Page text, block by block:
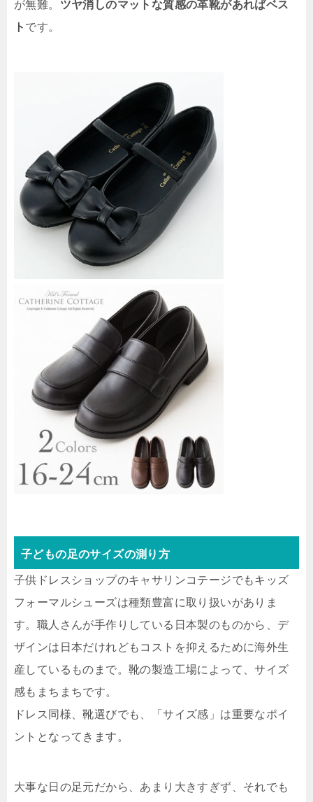
が無難。 ツヤ消しのマットな質感の革靴があればベス
ト です。
子どもの足のサイズの測り方
子供ドレスショップのキャサリンコテージでもキッズ
フォーマルシューズは種類豊富に取り扱いがありま
す。職人さんが手作りしている日本製のものから、デ
ザインは日本だけれどもコストを抑えるために海外生
産しているものまで。靴の製造工場によって、サイズ
感もまちまちです。
ドレス同様、靴選びでも、「サイズ感」は重要なポイ
ントとなってきます。
大事な日の足元だから、あまり大きすぎず、それでも